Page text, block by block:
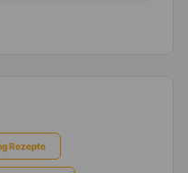
Rezepte